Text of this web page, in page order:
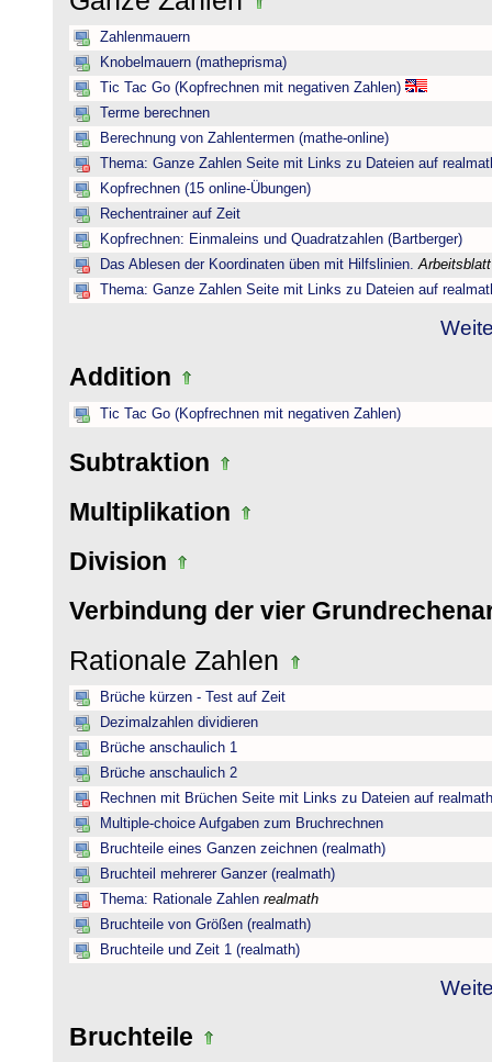
Zahlenmauern
Knobelmauern (matheprisma)
Tic Tac Go (Kopfrechnen mit negativen Zahlen)
Terme berechnen
Berechnung von Zahlentermen (mathe-online)
Thema: Ganze Zahlen Seite mit Links zu Dateien auf
Kopfrechnen (15 online-Übungen)
Rechentrainer auf Zeit
Kopfrechnen: Einmaleins und Quadratzahlen (Bartberger)
Das Ablesen der Koordinaten üben mit Hilfslinien.
Thema: Ganze Zahlen Seite mit Links zu Dateien auf
Addition
Tic Tac Go (Kopfrechnen mit negativen Zahlen)
Subtraktion
Multiplikation
Division
Verbindung der vier
Rationale Zahlen
Brüche kürzen - Test auf Zeit
Dezimalzahlen dividieren
Brüche anschaulich 1
Brüche anschaulich 2
Rechnen mit Brüchen Seite mit Links zu Dateien auf
Multiple-choice Aufgaben zum Bruchrechnen
Bruchteile eines Ganzen zeichnen (realmath)
Bruchteil mehrerer Ganzer (realmath)
Thema: Rationale Zahlen realmath
Bruchteile von Größen (realmath)
Bruchteile und Zeit 1 (realmath)
Bruchteile